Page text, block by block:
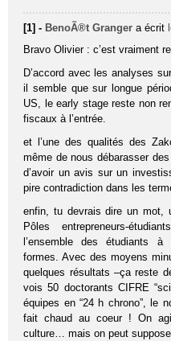
[1] - BenoÃ®t Granger a écrit
Bravo Olivier : c’est vraiment
D’accord avec les analyses
il semble que sur longue
US, le early stage reste non
fiscaux à l’entrée.
et l’une des qualités des
même de nous débarasser
d’avoir un avis sur un
pire contradiction dans les
enfin, tu devrais dire un
Pôles entrepreneurs-
l’ensemble des étudiants à
formes. Avec des moyens
quelques résultats –ça reste
vois 50 doctorants CIFRE
équipes en “24 h chrono”, le
fait chaud au coeur ! On
culture… mais on peut